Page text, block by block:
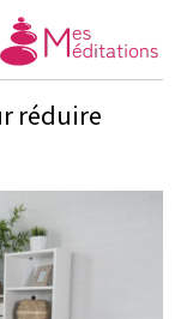
réduire